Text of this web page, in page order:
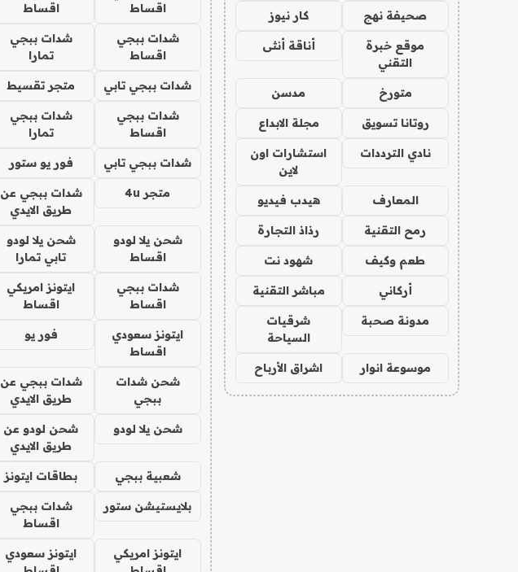
صحيفة نهج كار نيوز
موقع خبرة
التقني
أناقة أنثى
متورخ مدسن
روتانا تسويق مجلة الابداع
نادي الترددات
استشارات اون
لاين
المعارف هيدب فيديو
رمح التقنية رذاذ التجارة
طعم وكيف شهود نت
أركاني مباشر التقنية
مدونة صحبة
شرقيات
السياحة
موسوعة انوار اشراق الأرباح
اقساط
اقساط
شدات ببجي
اقساط
شدات ببجي
تمارا
شدات ببجي تابي متجر تقسيط
شدات ببجي
اقساط
شدات ببجي
تمارا
شدات ببجي تابي فور يو ستور
متجر 4u
شدات ببجي عن
طريق الايدي
شحن يلا لودو
اقساط
شحن يلا لودو
تابي تمارا
شدات ببجي
اقساط
ايتونز امريكي
اقساط
ايتونز سعودي
اقساط
فور يو
شحن شدات
ببجي
شدات ببجي عن
طريق الايدي
شحن يلا لودو
شحن لودو عن
طريق الايدي
شعبية ببجي بطاقات ايتونز
بلايستيشن ستور
شدات ببجي
اقساط
ايتونز امريكي
ايتونز سعودي